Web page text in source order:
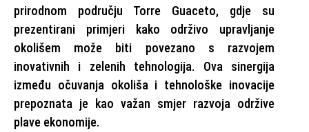
prirodnom području Torre Guaceto, gdje su
prezentirani primjeri kako održivo upravljanje
okolišem može biti povezano s razvojem
inovativnih i zelenih tehnologija. Ova sinergija
između očuvanja okoliša i tehnološke inovacije
prepoznata je kao važan smjer razvoja održive
plave ekonomije.